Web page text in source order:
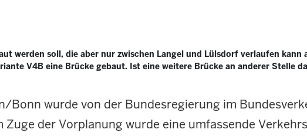
werden soll, die aber nur zwischen Langel und Lülsdorf verlaufen kann
V4B eine Brücke gebaut. Ist eine weitere Brücke an anderer Stelle
Bonn wurde von der Bundesregierung im
der Vorplanung wurde eine umfassende